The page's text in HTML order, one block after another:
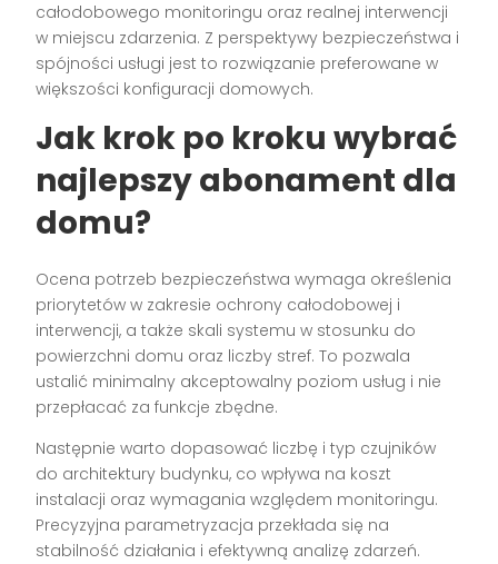
całodobowego monitoringu oraz realnej interwencji
w miejscu zdarzenia. Z perspektywy bezpieczeństwa i
spójności usługi jest to rozwiązanie preferowane w
większości konfiguracji domowych.
Jak krok po kroku wybrać
najlepszy abonament dla
domu?
Ocena potrzeb bezpieczeństwa wymaga określenia
priorytetów w zakresie ochrony całodobowej i
interwencji, a także skali systemu w stosunku do
powierzchni domu oraz liczby stref. To pozwala
ustalić minimalny akceptowalny poziom usług i nie
przepłacać za funkcje zbędne.
Następnie warto dopasować liczbę i typ czujników
do architektury budynku, co wpływa na koszt
instalacji oraz wymagania względem monitoringu.
Precyzyjna parametryzacja przekłada się na
stabilność działania i efektywną analizę zdarzeń.